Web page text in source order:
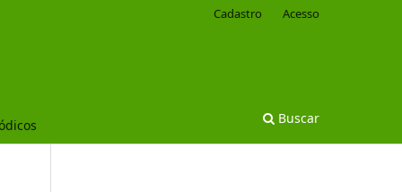
Buscar
Cadastro Acesso